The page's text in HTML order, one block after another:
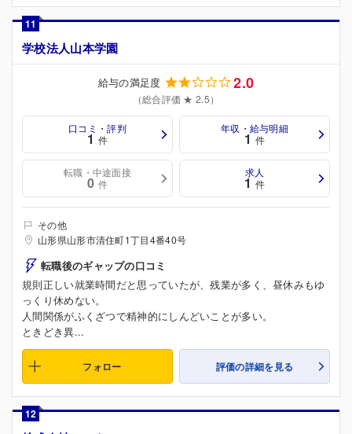
11
学校法人山本学園
給与の満足度 2.0
（総合評価 ★ 2.5）
口コミ・評判
1 件
年収・給与明細
1 件
転職・中途面接
0 件
求人
1 件
その他
山形県山形市清住町1丁目4番40号
転職後のギャップの口コミ
規則正しい就業時間だと思っていたが、残業が多く、昼休みもゆ
っくり休めない。
人間関係がふくざつで精神的にしんどいことが多い。
ときどき異...
フォロー 評価の詳細を見る
12